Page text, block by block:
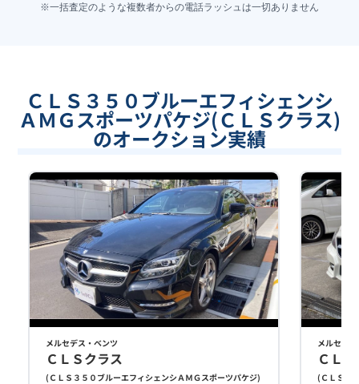
※一括査定のような複数者からの電話ラッシュは一切ありません
ＣＬＳ３５０ブルーエフィシェンシ
ＡＭＧスポーツパケジ(ＣＬＳクラス)
のオークション実績
メルセデス・ベンツ
ＣＬＳクラス
( ＣＬＳ３５０ブルーエフィシェンシＡＭＧスポーツパケジ)
メルセデ
ＣＬ
( ＣＬＳ３